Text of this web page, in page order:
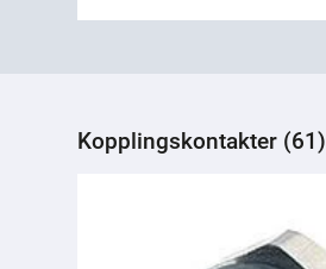
Kopplingskontakter (61)